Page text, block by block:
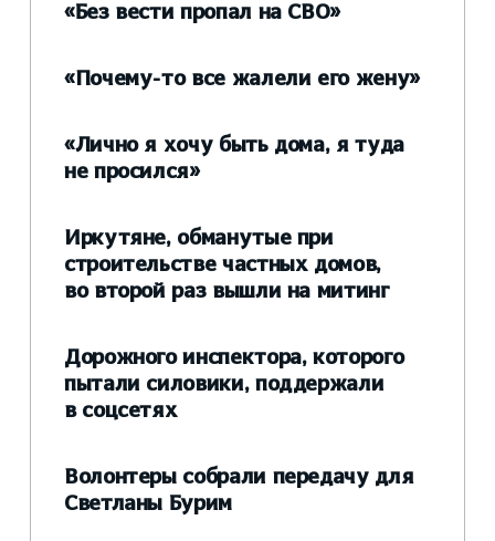
«Без вести пропал на СВО»
«Почему-то все жалели его жену»
«Лично я хочу быть дома, я туда
не просился»
Иркутяне, обманутые при
строительстве частных домов,
во второй раз вышли на митинг
Дорожного инспектора, которого
пытали силовики, поддержали
в соцсетях
Волонтеры собрали передачу для
Светланы Бурим